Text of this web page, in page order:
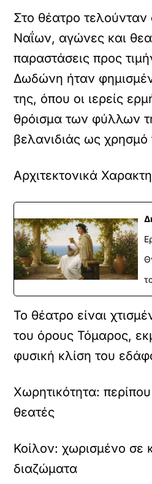
Στο θέατρο τελούνταν
Ναΐων, αγώνες και
παραστάσεις προς
Δωδώνη ήταν
της, όπου οι ιερείς
θρόισμα των φύλλων
βελανιδιάς ως χρησμό
Αρχιτεκτονικά
Το θέατρο είναι
του όρους Τόμαρος,
φυσική κλίση του
Χωρητικότητα:
θεατές
Κοίλον: χωρισμένο σε
διαζώματα